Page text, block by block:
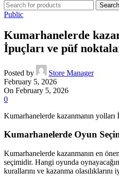
Search
Public
Kumarhanelerde
İpuçları ve püf
Posted by
Store Manager
February 5, 2026
On February 5, 2026
0
Kumarhanelerde kazanmanın yolları
Kumarhanelerde Oyun
Kumarhanelerde kazanmanın en
seçimidir. Hangi oyunda
kurallarını ve kazanma